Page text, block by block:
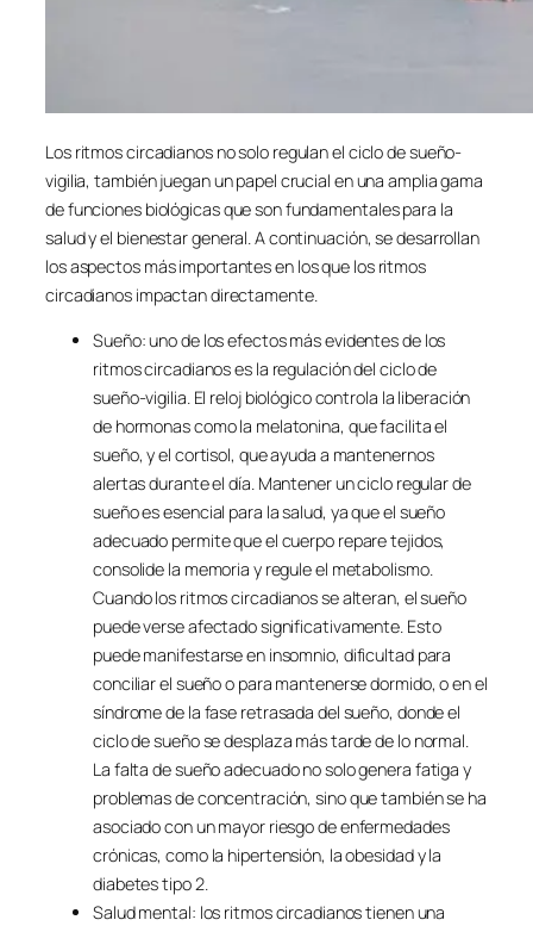
Los ritmos circadianos no solo regulan el ciclo de sueño-
vigilia, también juegan un papel crucial en una amplia gama
de funciones biológicas que son fundamentales para la
salud y el bienestar general. A continuación, se desarrollan
los aspectos más importantes en los que los ritmos
circadianos impactan directamente.
Sueño: uno de los efectos más evidentes de los
ritmos circadianos es la regulación del ciclo de
sueño-vigilia. El reloj biológico controla la liberación
de hormonas como la melatonina, que facilita el
sueño, y el cortisol, que ayuda a mantenernos
alertas durante el día. Mantener un ciclo regular de
sueño es esencial para la salud, ya que el sueño
adecuado permite que el cuerpo repare tejidos,
consolide la memoria y regule el metabolismo.
Cuando los ritmos circadianos se alteran, el sueño
puede verse afectado significativamente. Esto
puede manifestarse en insomnio, dificultad para
conciliar el sueño o para mantenerse dormido, o en el
síndrome de la fase retrasada del sueño, donde el
ciclo de sueño se desplaza más tarde de lo normal.
La falta de sueño adecuado no solo genera fatiga y
problemas de concentración, sino que también se ha
asociado con un mayor riesgo de enfermedades
crónicas, como la hipertensión, la obesidad y la
diabetes tipo 2.
Salud mental: los ritmos circadianos tienen una